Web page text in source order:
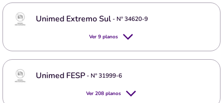
Unimed Extremo Sul- Nº34620-9
Ver 9 planos
Unimed FESP- Nº31999-6
Ver 208 planos